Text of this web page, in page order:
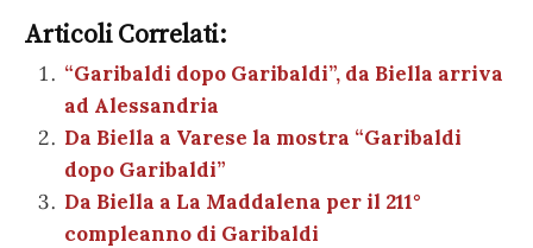
e
b
o
o
k
te
r
es
t A
p
g
er
a
m
dI
n
et
m
ai
l
n
di
vi
di
Articoli Correlati:
“Garibaldi dopo Garibaldi”, da Biella arriva
ad Alessandria
Da Biella a Varese la mostra “Garibaldi
dopo Garibaldi”
Da Biella a La Maddalena per il 211°
compleanno di Garibaldi